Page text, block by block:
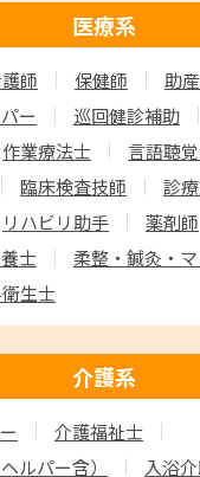
医療系
師 保健師
助
ー
巡回健診補助
作業療法士
言語聴
臨床検査技師
診
リハビリ助手
薬剤師
士
柔整・鍼灸・
生士
介護系
介護福祉士
ヘルパー含） 入浴